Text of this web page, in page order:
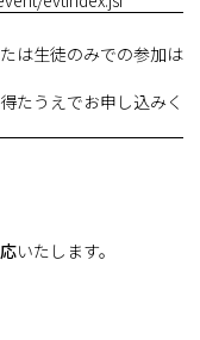
は生徒のみでの参加は
たうえでお申し込みく
いたします。